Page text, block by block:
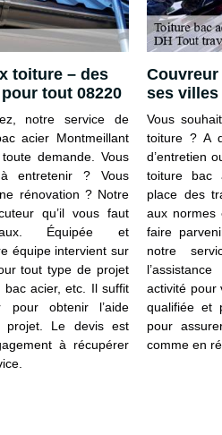
toiture – des
tout 08220
notre service de
acier Montmeillant
demande. Vous
entretenir ? Vous
rénovation ? Notre
qu’il vous faut
Équipée et
équipe intervient sur
tout type de projet
acier, etc. Il suffit
pour obtenir l’aide
projet. Le devis est
à récupérer
Couvreur
ses villes
Vous
toiture ? A
d’entretien
toiture bac
place des
aux normes
faire
notre
activité pour
qualifiée et
pour
comme en